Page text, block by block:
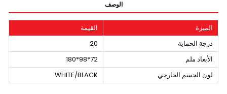
الوصف
الميزة
القيمة
درجة الحماية
20
الأبعاد ملم
72*98*180
لون الجسم الخارجي
WHITE/BLACK